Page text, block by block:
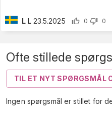
L L 23.5.2025 0 0
Ofte stillede
TIL ET NYT SPØRGSMÅL
Ingen spørgsmål er stillet for